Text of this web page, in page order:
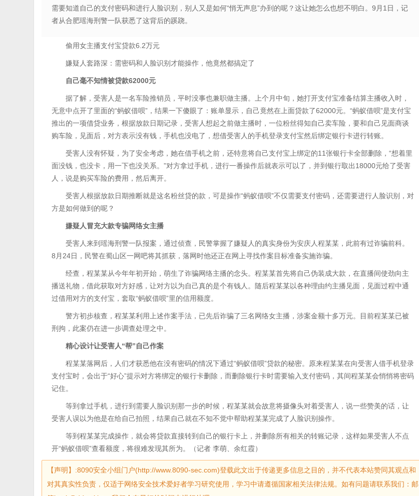
需要知道自己的支付密码和进行人脸识别，别人又是如何“悄无声息”办到的呢？这让她怎么也想不明白。9月1日，记
者从合肥瑶海刑警一队获悉了这背后的蹊跷。
偷用女主播支付宝贷款6.2万元
嫌疑人套路深：需密码和人脸识别才能操作，他竟然都搞定了
自己毫不知情被贷款62000元
据了解，受害人是一名车险推销员，平时没事也兼职做主播。上个月中旬，她打开支付宝准备结算主播收入时，
无意中点开了里面的“蚂蚁借呗”，结果一下傻眼了：账单显示，自己竟然在上面贷款了62000元。“蚂蚁借呗”是支付宝
推出的一项借贷业务，根据放款日期记录，受害人想起之前做主播时，一位粉丝得知自己卖车险，要和自己见面商谈
购车险，见面后，对方表示没有钱，手机也没电了，想借受害人的手机登录支付宝然后绑定银行卡进行转账。
受害人没有怀疑，为了安全考虑，她在借手机之前，还特意将自己支付宝上绑定的11张银行卡全部删除，“想着里
面没钱，也没卡，用一下也没关系。”对方拿过手机，进行一番操作后就表示可以了，并到银行取出18000元给了受害
人，说是购买车险的费用，然后离开。
受害人根据放款日期推断就是这名粉丝贷的款，可是操作“蚂蚁借呗”不仅需要支付密码，还需要进行人脸识别，对
方是如何做到的呢？
嫌疑人冒充大款专骗网络女主播
受害人来到瑶海刑警一队报案，通过侦查，民警掌握了嫌疑人的真实身份为安庆人程某某，此前有过诈骗前科。
8月24日，民警在蜀山区一网吧将其抓获，落网时他还正在网上寻找作案目标准备实施诈骗。
经查，程某某从今年年初开始，萌生了诈骗网络主播的念头。程某某首先将自己伪装成大款，在直播间使劲向主
播送礼物，借此获取对方好感，让对方以为自己真的是个有钱人。随后程某某以各种理由约主播见面，见面过程中通
过借用对方的支付宝，套取“蚂蚁借呗”里的信用额度。
警方初步核查，程某某利用上述作案手法，已先后诈骗了三名网络女主播，涉案金额十多万元。目前程某某已被
刑拘，此案仍在进一步调查处理之中。
精心设计让受害人“帮”自己作案
程某某落网后，人们才获悉他在没有密码的情况下通过“蚂蚁借呗”贷款的秘密。原来程某某在向受害人借手机登录
支付宝时，会出于“好心”提示对方将绑定的银行卡删除，而删除银行卡时需要输入支付密码，其间程某某会悄悄将密码
记住。
等到拿过手机，进行到需要人脸识别那一步的时候，程某某就会故意将摄像头对着受害人，说一些赞美的话，让
受害人误以为他是在给自己拍照，结果自己就在不知不觉中帮助程某某完成了人脸识别操作。
等到程某某完成操作，就会将贷款直接转到自己的银行卡上，并删除所有相关的转账记录，这样如果受害人不点
开“蚂蚁借呗”查看额度，将很难发现其所为。（记者 李萌、余红霞）
【声明】:8090安全小组门户(http://www.8090-sec.com)登载此文出于传递更多信息之目的，并不代表本站赞同其观点和
对其真实性负责，仅适于网络安全技术爱好者学习研究使用，学习中请遵循国家相关法律法规。如有问题请联系我们：邮